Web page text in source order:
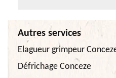
Autres services
Elagueur grimpeur
Défrichage Conceze